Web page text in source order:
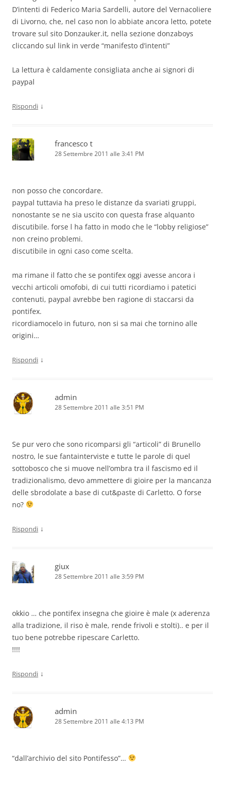
D’intenti di Federico Maria Sardelli, autore del Vernacoliere
di Livorno, che, nel caso non lo abbiate ancora letto, potete
trovare sul sito Donzauker.it, nella sezione donzaboys
cliccando sul link in verde “manifesto d’intenti”
La lettura è caldamente consigliata anche ai signori di
paypal
Rispondi ↓
francesco t
28 Settembre 2011 alle 3:41 PM
non posso che concordare.
paypal tuttavia ha preso le distanze da svariati gruppi,
nonostante se ne sia uscito con questa frase alquanto
discutibile. forse l ha fatto in modo che le “lobby religiose”
non creino problemi.
discutibile in ogni caso come scelta.
ma rimane il fatto che se pontifex oggi avesse ancora i
vecchi articoli omofobi, di cui tutti ricordiamo i patetici
contenuti, paypal avrebbe ben ragione di staccarsi da
pontifex.
ricordiamocelo in futuro, non si sa mai che tornino alle
origini…
Rispondi ↓
admin
28 Settembre 2011 alle 3:51 PM
Se pur vero che sono ricomparsi gli “articoli” di Brunello
nostro, le sue fantainterviste e tutte le parole di quel
sottobosco che si muove nell’ombra tra il fascismo ed il
tradizionalismo, devo ammettere di gioire per la mancanza
delle sbrodolate a base di cut&paste di Carletto. O forse
no?
Rispondi ↓
giux
28 Settembre 2011 alle 3:59 PM
okkio … che pontifex insegna che gioire è male (x aderenza
alla tradizione, il riso è male, rende frivoli e stolti).. e per il
tuo bene potrebbe ripescare Carletto.
!!!!
Rispondi ↓
admin
28 Settembre 2011 alle 4:13 PM
“dall’archivio del sito Pontifesso”…